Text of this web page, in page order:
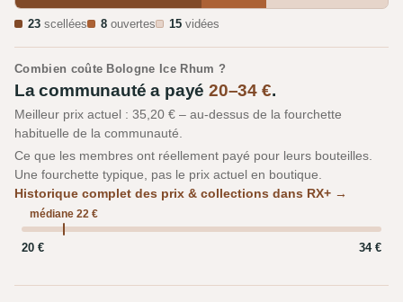
23 scellées 8 ouvertes 15 vidées
Combien coûte Bologne Ice Rhum ?
La communauté a payé20–34 €.
Meilleur prix actuel : 35,20 € – au-dessus de la fourchette
habituelle de la communauté.
Ce que les membres ont réellement payé pour leurs bouteilles.
Une fourchette typique, pas le prix actuel en boutique.
Historique complet des prix & collections dans RX+ →
médiane 22 €
20 € 34 €